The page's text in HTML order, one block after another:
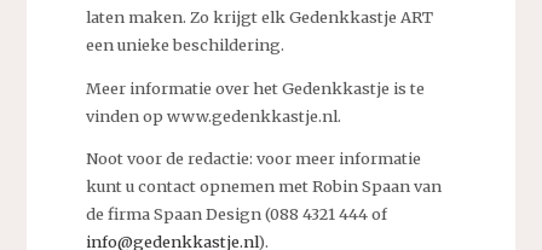
laten maken. Zo krijgt elk Gedenkkastje ART
een unieke beschildering.
Meer informatie over het Gedenkkastje is te
vinden op www.gedenkkastje.nl.
Noot voor de redactie: voor meer informatie
kunt u contact opnemen met Robin Spaan van
de firma Spaan Design (088 4321 444 of
info@gedenkkastje.nl).